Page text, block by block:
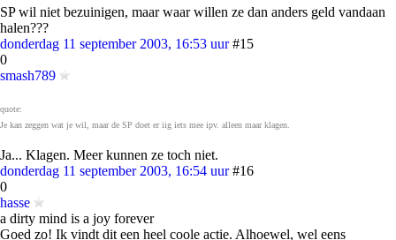
SP wil niet bezuinigen, maar waar willen ze dan anders geld vandaan
halen???
donderdag 11 september 2003, 16:53 uur #15
0
smash789
quote:
Je kan zeggen wat je wil, maar de SP doet er iig iets mee ipv. alleen maar klagen.
Ja... Klagen. Meer kunnen ze toch niet.
donderdag 11 september 2003, 16:54 uur #16
0
hasse
a dirty mind is a joy forever
Goed zo! Ik vindt dit een heel coole actie. Alhoewel, wel eens